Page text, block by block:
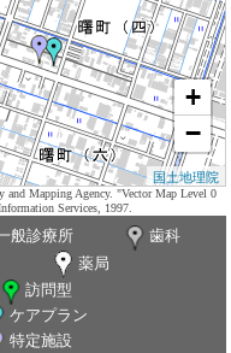
+
−
国土地理院
and Mapping Agency. "Vector Map Level 0
Services, 1997.
般診療所
歯科
薬局
訪問型
ケアプラン
特定施設